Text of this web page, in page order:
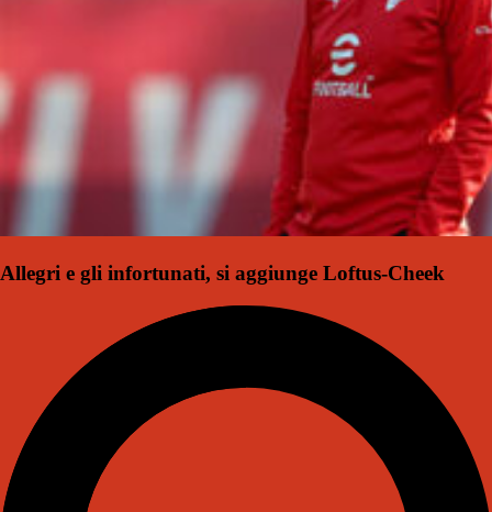
Allegri e gli infortunati, si aggiunge Loftus-Cheek